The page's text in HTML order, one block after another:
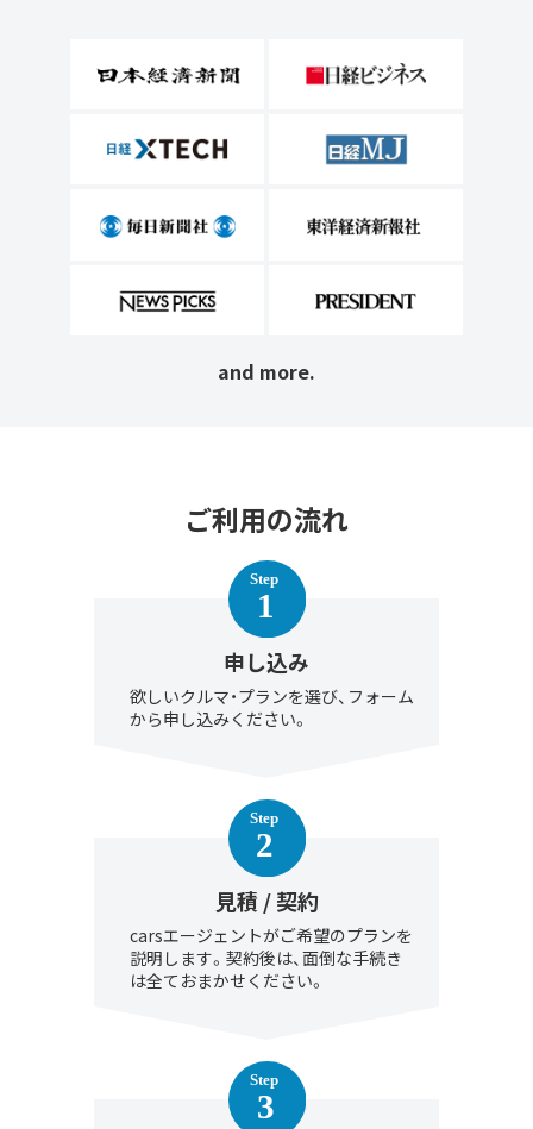
and more.
ご利用の流れ
申し込み
欲しいクルマ・プランを選び、フォーム
から申し込みください。
見積 / 契約
carsエージェントがご希望のプランを
説明します。契約後は、面倒な手続き
は全ておまかせください。